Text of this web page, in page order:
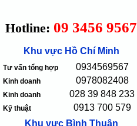
Hotline: 09 3456 9567
Khu vực Hồ Chí Minh
Tư vấn tổng hợp 0934569567
Kinh doanh 0978082408
Kinh doanh 028 39 848 233
Kỹ thuật
0913 700 579
Khu vực Bình Thuận